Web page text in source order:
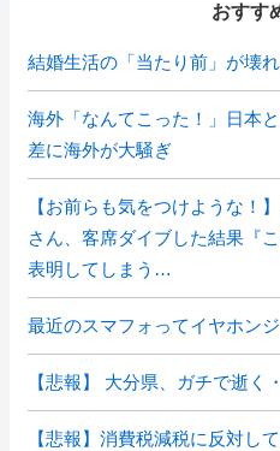
おすす
結婚生活の「当たり前」が壊
海外「なんてこった！」日本
差に海外が大騒ぎ
【お前らも気をつけような！
さん、客席ダイブした結果『
表明してしまう…
最近のスマフォってイヤホン
【悲報】 大分県、ガチで逝く
【悲報】消費税減税に反対し